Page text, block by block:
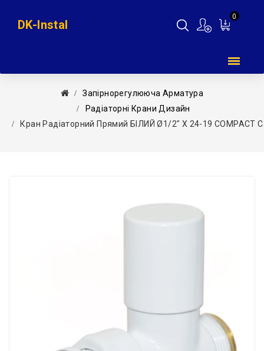
0
DK-Instal
Запірнорегулююча Арматура
Радіаторні Крани Дизайн
Кран Радіаторний Прямий БІЛИЙ Ø1/2″ Х 24-19 COMPACT